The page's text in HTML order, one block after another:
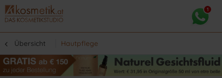
Übersicht Hautpflege